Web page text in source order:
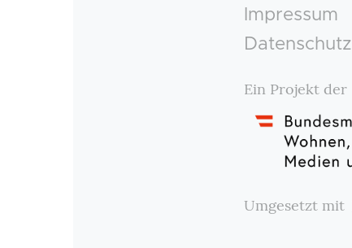
Footer
Impressum
Datenschutz
Ein Projekt der
Umgesetzt mit